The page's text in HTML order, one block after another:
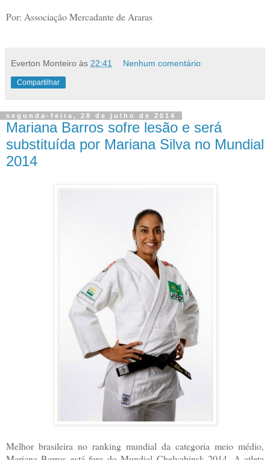
Por: Associação Mercadante de Araras
Everton Monteiro às 22:41 Nenhum comentário:
Compartilhar
segunda-feira, 28 de julho de 2014
Mariana Barros sofre lesão e será
substituída por Mariana Silva no Mundial
2014
Melhor brasileira no ranking mundial da categoria meio médio,